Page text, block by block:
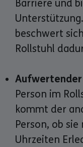
Barriere und
beschwert
Rollstuhl
Aufwertender
Person im
kommt der
Person, ob
Uhrzeiten